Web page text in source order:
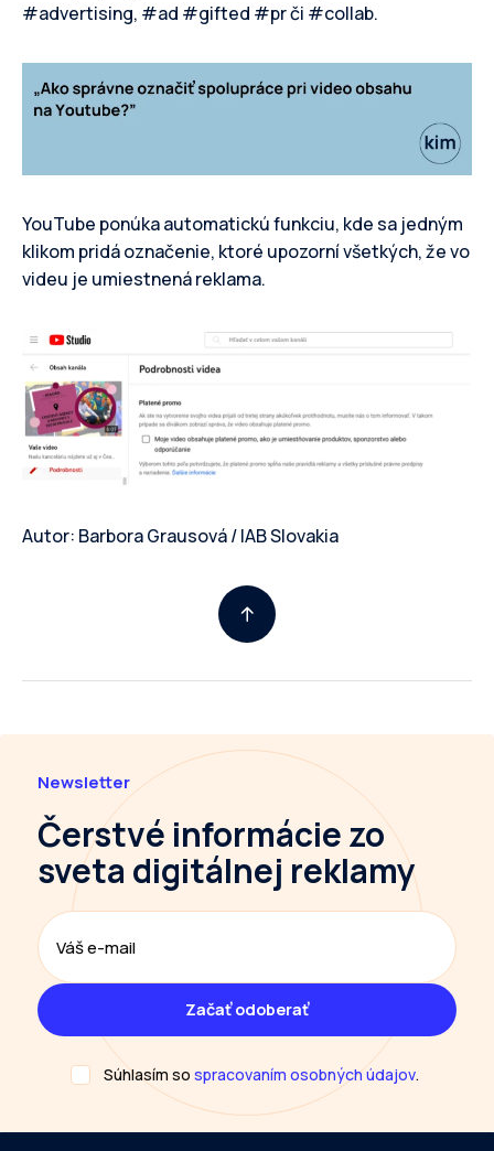
#advertising, #ad #gifted #pr či #collab.
YouTube ponúka automatickú funkciu, kde sa jedným
klikom pridá označenie, ktoré upozorní všetkých, že vo
videu je umiestnená reklama.
Autor: Barbora Grausová / IAB Slovakia
Newsletter
Čerstvé informáciezo
sveta digitálnej reklamy
Súhlasím sospracovaním osobných údajov.